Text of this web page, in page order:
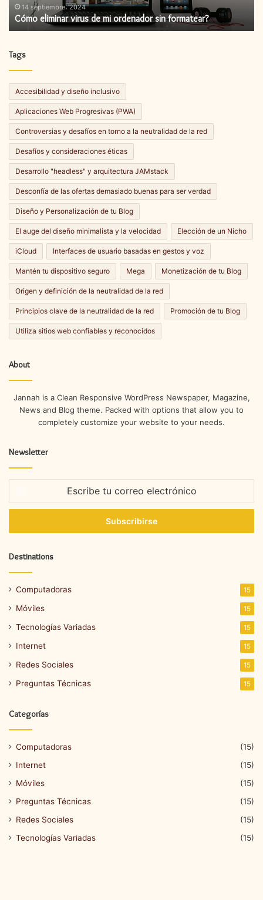
14 septiembre، 2024
Cómo eliminar virus de mi ordenador sin formatear?
Tags
Accesibilidad y diseño inclusivo
Aplicaciones Web Progresivas (PWA)
Controversias y desafíos en torno a la neutralidad de la red
Desafíos y consideraciones éticas
Desarrollo "headless" y arquitectura JAMstack
Desconfía de las ofertas demasiado buenas para ser verdad
Diseño y Personalización de tu Blog
El auge del diseño minimalista y la velocidad Elección de un Nicho
iCloud Interfaces de usuario basadas en gestos y voz
Mantén tu dispositivo seguro Mega Monetización de tu Blog
Origen y definición de la neutralidad de la red
Principios clave de la neutralidad de la red Promoción de tu Blog
Utiliza sitios web confiables y reconocidos
About
Jannah is a Clean Responsive WordPress Newspaper, Magazine,
News and Blog theme. Packed with options that allow you to
completely customize your website to your needs.
Newsletter
correo
Destinations
Computadoras 15
Móviles 15
Tecnologías Variadas 15
Internet 15
Redes Sociales 15
Preguntas Técnicas 15
Categorías
Computadoras
(15)
Internet
(15)
Móviles
(15)
Preguntas Técnicas
(15)
Redes Sociales
(15)
Tecnologías Variadas
(15)